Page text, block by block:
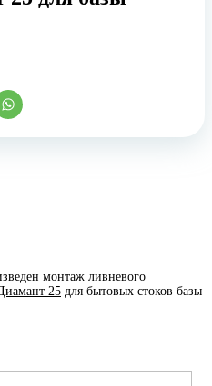
монтаж ливневого
25 для бытовых стоков базы